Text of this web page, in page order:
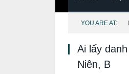
YOU ARE AT:
Ai lấy
Niên, B